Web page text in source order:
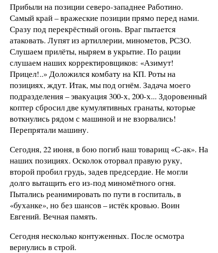
Прибыли на позиции северо-западнее Работино.
Самый край – вражеские позиции прямо перед нами.
Сразу под перекрёстный огонь. Враг пытается
атаковать. Лупят из артиллерии, минометов, РСЗО.
Слушаем прилёты, ныряем в укрытие. По рации
слушаем наших корректировщиков: «Азимут!
Прицел!..» Доложился комбату на КП. Роты на
позициях, ждут. Итак, мы под огнём. Задача моего
подразделения – эвакуация 300-х, 200-х... Здоровенный
коптер сбросил две кумулятивных гранаты, которые
воткнулись рядом с машиной и не взорвались!
Перепрятали машину.
Сегодня, 22 июня, в бою погиб наш товарищ «С-ак». На
наших позициях. Осколок оторвал правую руку,
второй пробил грудь, задев предсердие. Не могли
долго вытащить его из-под миномётного огня.
Пытались реанимировать по пути в госпиталь, в
«буханке», но без шансов – истёк кровью. Воин
Евгений. Вечная память.
Сегодня несколько контуженных. После осмотра
вернулись в строй.